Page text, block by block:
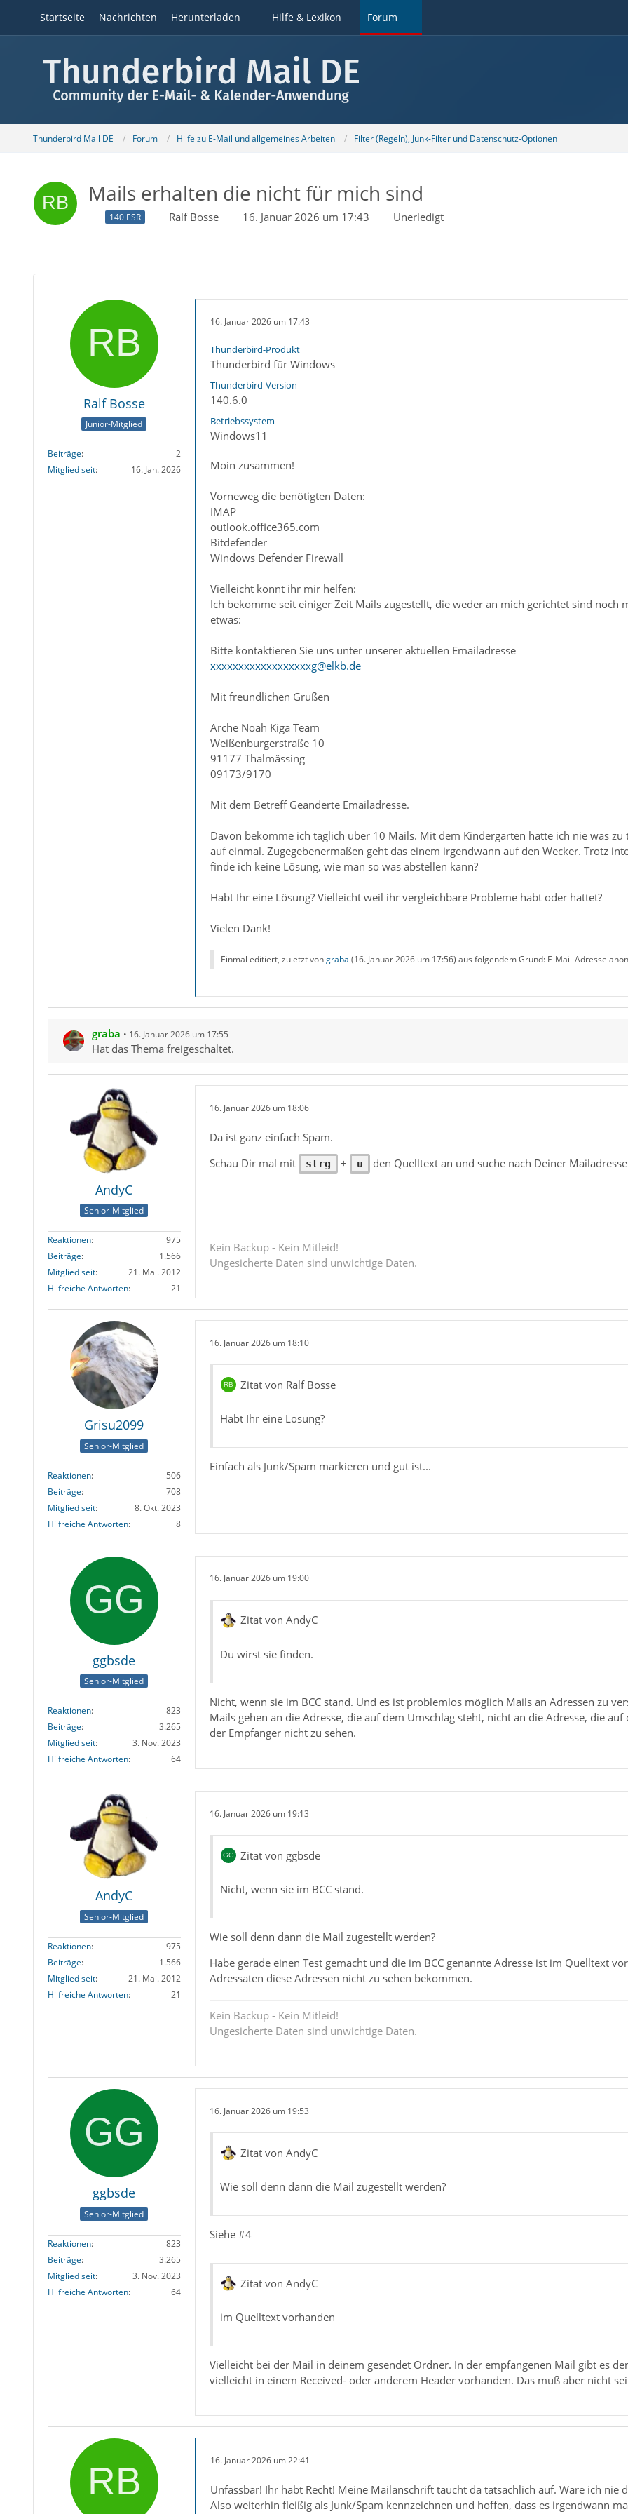
Startseite Nachrichten Herunterladen Hilfe & Lexikon Forum
Thunderbird Mail DE Forum Hilfe zu E-Mail und allgemeines Arbeiten Filter (Regeln), Junk-Filter und Datenschutz-Optionen
Mails erhalten die nicht für mich sind
140 ESR Ralf Bosse 16. Januar 2026 um 17:43 Unerledigt
Ralf Bosse
Junior-Mitglied
Beiträge
2
Mitglied seit
16. Jan. 2026
16. Januar 2026 um 17:43
Thunderbird-Produkt
Thunderbird für Windows
Thunderbird-Version
140.6.0
Betriebssystem
Windows11
Moin zusammen!
Vorneweg die benötigten Daten:
IMAP
outlook.office365.com
Bitdefender
Windows Defender Firewall
Vielleicht könnt ihr mir helfen:
Ich bekomme seit einiger Zeit Mails zugestellt, die weder an mich gerichtet sind noch
etwas:
Bitte kontaktieren Sie uns unter unserer aktuellen Emailadresse
xxxxxxxxxxxxxxxxxxg@elkb.de
Mit freundlichen Grüßen
Arche Noah Kiga Team
Weißenburgerstraße 10
91177 Thalmässing
09173/9170
Mit dem Betreff Geänderte Emailadresse.
Davon bekomme ich täglich über 10 Mails. Mit dem Kindergarten hatte ich nie was
auf einmal. Zugegebenermaßen geht das einem irgendwann auf den Wecker. Trotz
finde ich keine Lösung, wie man so was abstellen kann?
Habt Ihr eine Lösung? Vielleicht weil ihr vergleichbare Probleme habt oder hattet?
Vielen Dank!
Einmal editiert, zuletzt vongraba (16. Januar 2026 um 17:56) aus folgendem Grund: E-Mail-Adresse
graba 16. Januar 2026 um 17:55
Hat das Thema freigeschaltet.
AndyC
Senior-Mitglied
Reaktionen
975
Beiträge
1.566
Mitglied seit
21. Mai. 2012
Hilfreiche Antworten
21
16. Januar 2026 um 18:06
Da ist ganz einfach Spam.
Schau Dir mal mit
strg + u den Quelltext an und suche nach Deiner
Kein Backup - Kein Mitleid!
Ungesicherte Daten sind unwichtige Daten.
Grisu2099
Senior-Mitglied
Reaktionen
506
Beiträge
708
Mitglied seit
8. Okt. 2023
Hilfreiche Antworten
8
16. Januar 2026 um 18:10
Zitat von Ralf Bosse
Habt Ihr eine Lösung?
Einfach als Junk/Spam markieren und gut ist...
ggbsde
Senior-Mitglied
Reaktionen
823
Beiträge
3.265
Mitglied seit
3. Nov. 2023
Hilfreiche Antworten
64
16. Januar 2026 um 19:00
Zitat von AndyC
Du wirst sie finden.
Nicht, wenn sie im BCC stand. Und es ist problemlos möglich Mails an Adressen zu
Mails gehen an die Adresse, die auf dem Umschlag steht, nicht an die Adresse, die
der Empfänger nicht zu sehen.
AndyC
Senior-Mitglied
Reaktionen
975
Beiträge
1.566
Mitglied seit
21. Mai. 2012
Hilfreiche Antworten
21
16. Januar 2026 um 19:13
Zitat von ggbsde
Nicht, wenn sie im BCC stand.
Wie soll denn dann die Mail zugestellt werden?
Habe gerade einen Test gemacht und die im BCC genannte Adresse ist im Quelltext
Adressaten diese Adressen nicht zu sehen bekommen.
Kein Backup - Kein Mitleid!
Ungesicherte Daten sind unwichtige Daten.
ggbsde
Senior-Mitglied
Reaktionen
823
Beiträge
3.265
Mitglied seit
3. Nov. 2023
Hilfreiche Antworten
64
16. Januar 2026 um 19:53
Zitat von AndyC
Wie soll denn dann die Mail zugestellt werden?
Siehe #4
Zitat von AndyC
im Quelltext vorhanden
Vielleicht bei der Mail in deinem gesendet Ordner. In der empfangenen Mail gibt es
vielleicht in einem Received- oder anderem Header vorhanden. Das muß aber nicht
16. Januar 2026 um 22:41
Unfassbar! Ihr habt Recht! Meine Mailanschrift taucht da tatsächlich auf. Wäre ich nie
Also weiterhin fleißig als Junk/Spam kennzeichnen und hoffen, dass es irgendwann